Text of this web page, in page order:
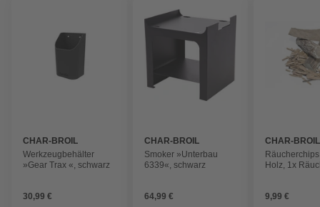
CHAR-BROIL
Werkzeugbehälter
»Gear Trax «, schwarz
30,99 €
CHAR-BROIL
Smoker »Unterbau
6339«, schwarz
64,99 €
CHAR-BROIL
Holz, 1x
9,99 €